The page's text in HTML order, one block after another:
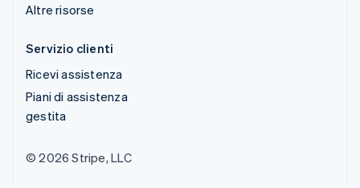
Altre risorse
Servizio clienti
Ricevi assistenza
Piani di assistenza
gestita
© 2026 Stripe, LLC